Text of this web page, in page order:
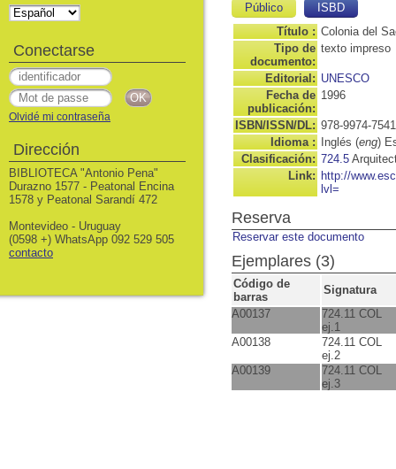
Público
ISBD
Título : Colonia del
Tipo de
documento:
texto impreso
Editorial: UNESCO
Fecha de
publicación:
1996
ISBN/ISSN/DL: 978-9974-
Idioma :
Inglés (eng)
Clasificación: 724.5
Link: http://
lvl=
Reserva
Reservar este documento
Ejemplares (3)
Código de
barras
Signatura
A00137
724.11 COL
ej.1
A00138
724.11 COL
ej.2
A00139
724.11 COL
ej.3
Conectarse
Olvidé mi contraseña
Dirección
BIBLIOTECA "Antonio Pena"
Durazno 1577 - Peatonal Encina
1578 y Peatonal Sarandí 472
Montevideo - Uruguay
(0598 +) WhatsApp 092 529 505
contacto